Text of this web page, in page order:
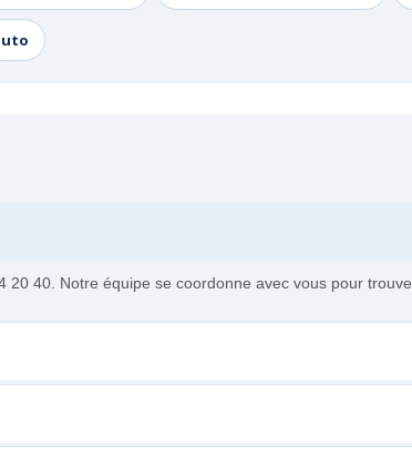
40. Notre équipe se coordonne avec vous pour